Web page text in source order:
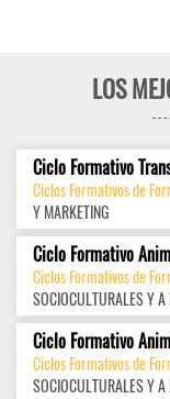
LOS
Ciclo Formativo
Ciclos Formativos de
Y MARKETING
Ciclo Formativo
Ciclos Formativos de
SOCIOCULTURALES Y
Ciclo Formativo
Ciclos Formativos de
SOCIOCULTURALES Y